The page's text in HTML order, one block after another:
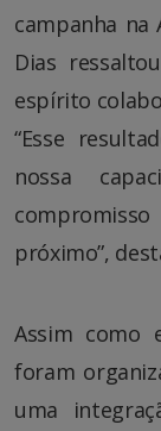
campanha na
Dias
espírito
“Esse
nossa
próximo”,
Assim como
foram
uma